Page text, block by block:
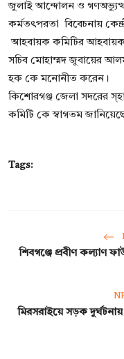
জুলাই আন্দোলন ও
কর্মতৎপরতা বিবেচনায়
আহবায়ক কমিটির আহবায়ক
সচিব মোহাম্মদ জুবায়ের
হক কে মনোনীত করেন।
কিশোরগঞ্জ জেলা সদরের
কমিটি কে স্বাগতম
Tags:
শিবগঞ্জে প্রবীণ কল্যাণ
মিরসরাইয়ে সড়ক